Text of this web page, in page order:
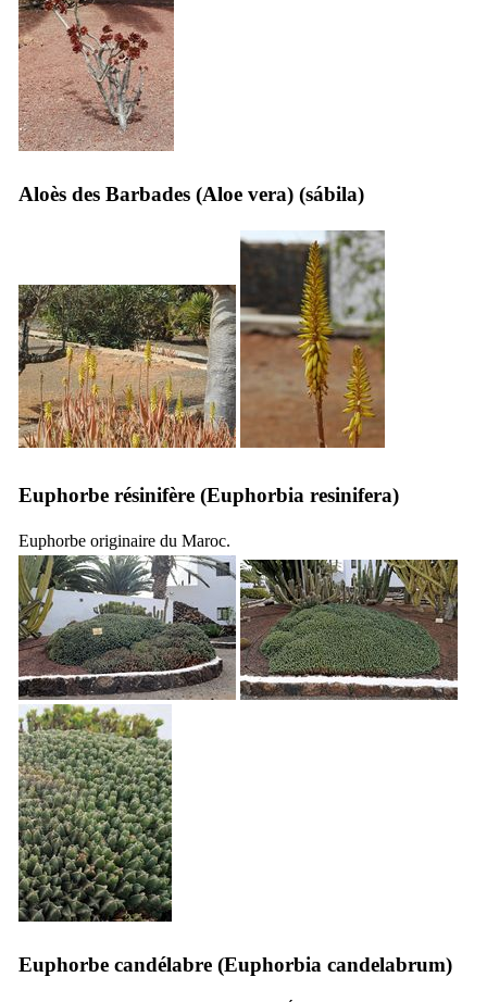
Aloès des Barbades (Aloe vera) (sábila)
Euphorbe résinifère (Euphorbia resinifera)
Euphorbe originaire du Maroc.
Euphorbe candélabre (Euphorbia candelabrum)